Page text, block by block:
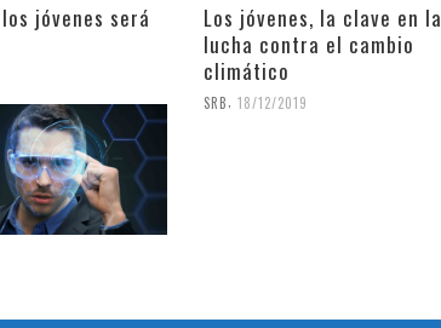
jóvenes será
Los jóvenes, la clave en la
lucha contra el cambio
climático
SRB 18/12/2019